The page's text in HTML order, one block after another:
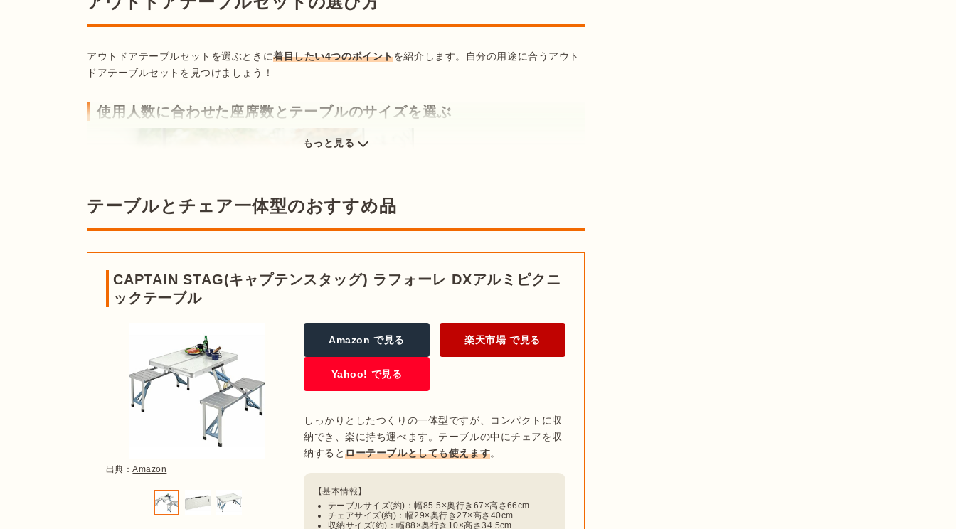
出典： Amazon
大きなキャンプギア。同系色でまとまっているアウトドアテーブルセットを導入すれば、サイトが全体的に
スッキリした印象になります。
コンパクトに収納でき持ち運びやすい
テーブルとチェアが繋がっている、一体型タイプです。テーブルとチェアを一つひとつ広げる必要がなく、
短時間で設営・撤収できるのがおすすめのポイント。チェアが動かせないためレイアウトの自由がきかない
というデメリットもありますが、そのぶんチェアが倒れてしまうこともなく安全です。
並んで座れるベンチタイプ
アウトドアテーブルセットを選ぶときに着目したい4つのポイントを紹介します。自分の用途に合うアウト
ドアテーブルセットを見つけましょう！
使用人数に合わせた座席数とテーブルのサイズを選ぶ
まずは使用する人数に合うセットを選ぶことが大切です。アウトドアテーブルセットは4人用が主流です
が、2人用、6人用などもモデルもあるため要チェック。
また、4人用のテーブルでも、テーブルの幅によって使い勝手が変わってきます。ゆったり使いたい人は
120cm以上、コンパクトなものがいい人は90cm以下 を目安にして、テーブルのサイズを選択しましょう。
大人数で屋外ならハイ・少人数やシェルター内はロータイプ
もっと見る
テーブルとチェア一体型のおすすめ品
CAPTAIN STAG(キャプテンスタッグ) ラフォーレ DXアルミピクニ
ックテーブル
出典：Amazon
Amazon で見る 楽天市場 で見る
Yahoo! で見る
しっかりとしたつくりの一体型ですが、コンパクトに収
納でき、楽に持ち運べます。テーブルの中にチェアを収
納するとローテーブルとしても使えます。
テーブルサイズ(約)：幅85.5×奥行き67×高さ66cm
チェアサイズ(約)：幅29×奥行き27×高さ40cm
収納サイズ(約)：幅88×奥行き10×高さ34.5cm